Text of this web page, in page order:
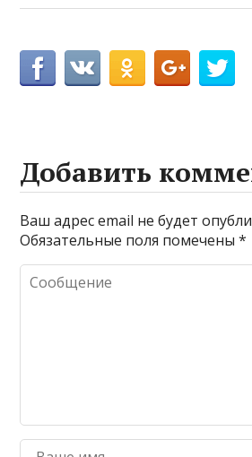
Добавить
Ваш адрес email не будет
Обязательные поля помечены*